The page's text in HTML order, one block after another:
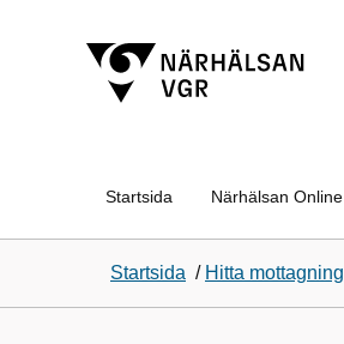
Startsida Närhälsan Online
Startsida / Hitta mottagning